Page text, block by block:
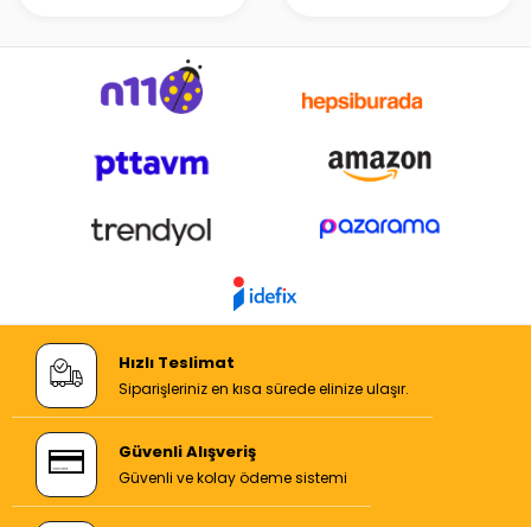
Hızlı Teslimat
Siparişleriniz en kısa sürede elinize ulaşır.
Güvenli Alışveriş
Güvenli ve kolay ödeme sistemi